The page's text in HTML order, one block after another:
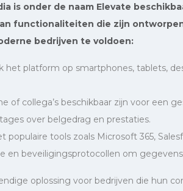
is onder de naam Elevate
functionaliteiten die zijn
bedrijven te voldoen:
het platform op smartphones, tablets,
of collega’s beschikbaar zijn voor een
over belgedrag en prestaties.
tools zoals Microsoft 365,
en beveiligingsprotocollen om
oplossing voor bedrijven die hun